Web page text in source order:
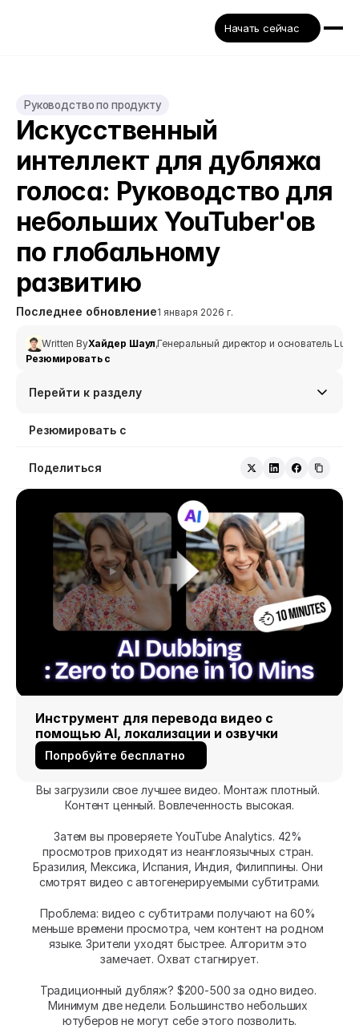
Начать сейчас
Руководство по продукту
Искусственный
интеллект для дубляжа
голоса: Руководство для
небольших YouTuber'ов
по глобальному
развитию
Последнее обновление1 января 2026 г.
Written ByХайдер Шаул,Генеральный директор и основатель
Резюмировать с
Перейти к разделу
Резюмировать с
Поделиться
Инструмент для перевода видео с
помощью AI, локализации и озвучки
Попробуйте бесплатно
Вы загрузили свое лучшее видео. Монтаж плотный.
Контент ценный. Вовлеченность высокая.
Затем вы проверяете YouTube Analytics. 42%
просмотров приходят из неанглоязычных стран.
Бразилия, Мексика, Испания, Индия, Филиппины. Они
смотрят видео с автогенерируемыми субтитрами.
Проблема: видео с субтитрами получают на 60%
меньше времени просмотра, чем контент на родном
языке. Зрители уходят быстрее. Алгоритм это
замечает. Охват стагнирует.
Традиционный дубляж? $200-500 за одно видео.
Минимум две недели. Большинство небольших
ютуберов не могут себе этого позволить.